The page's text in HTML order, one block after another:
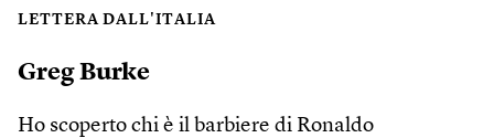
LETTERA DALL'ITALIA
Greg Burke
Ho scoperto chi è il barbiere di Ronaldo